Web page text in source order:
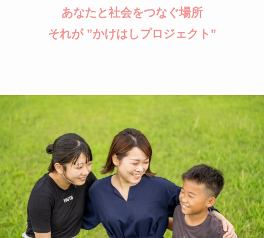
あなたと社会をつなぐ場所
それが ”かけはしプロジェクト”